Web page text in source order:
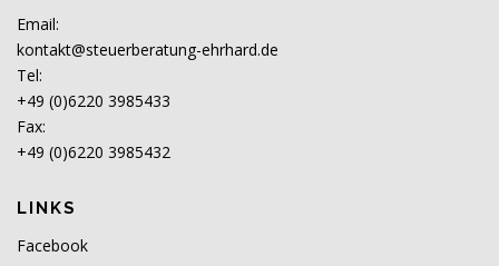
Email:
kontakt@steuerberatung-ehrhard.de
Tel:
+49 (0)6220 3985433
Fax:
+49 (0)6220 3985432
LINKS
Facebook